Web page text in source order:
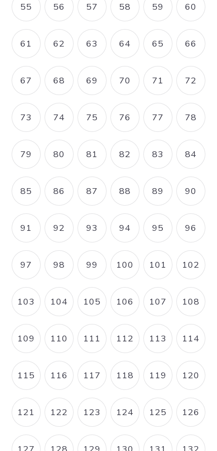
PAGE
55 PAGE
56 PAGE
57 PAGE
58 PAGE
59 PAGE
60
PAGE
61 PAGE
62 PAGE
63 PAGE
64 PAGE
65 PAGE
66
PAGE
67 PAGE
68 PAGE
69 PAGE
70 PAGE
71 PAGE
72
PAGE
73 PAGE
74 PAGE
75 PAGE
76 PAGE
77 PAGE
78
PAGE
79 PAGE
80 PAGE
81 PAGE
82 PAGE
83 PAGE
84
PAGE
85 PAGE
86 PAGE
87 PAGE
88 PAGE
89 PAGE
90
PAGE
91 PAGE
92 PAGE
93 PAGE
94 PAGE
95 PAGE
96
PAGE
97 PAGE
98 PAGE
99 PAGE
100 PAGE
101 PAGE
102
PAGE
103 PAGE
104 PAGE
105 PAGE
106 PAGE
107 PAGE
108
PAGE
109 PAGE
110 PAGE
111 PAGE
112 PAGE
113 PAGE
114
PAGE
115 PAGE
116 PAGE
117 PAGE
118 PAGE
119 PAGE
120
PAGE
121 PAGE
122 PAGE
123 PAGE
124 PAGE
125 PAGE
126